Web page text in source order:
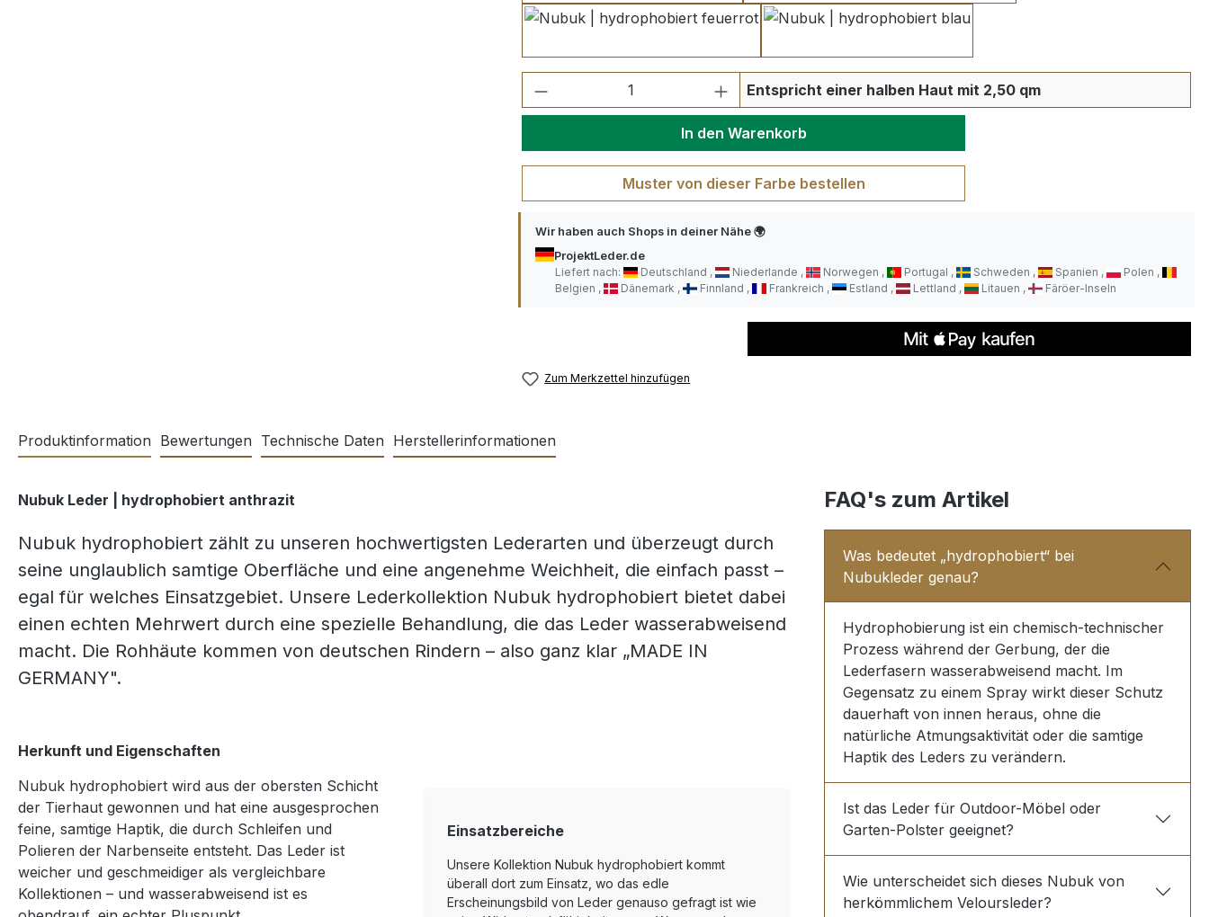
Produkt Anzahl: Gib den gewünschten Wert ein oder benutze
Entspricht einer halben Haut mit 2,50 qm
In den Warenkorb
Muster von dieser Farbe bestellen
Wir haben auch Shops in deiner Nähe 🌍
ProjektLeder.de
Liefert nach:
Deutschland Niederlande Norwegen Portugal Schweden Spanien
Polen
Belgien
Dänemark Finnland Frankreich Estland Lettland Litauen Färöer-Inseln
Zum Merkzettel hinzufügen
Produktinformation Bewertungen Technische Daten Herstellerinformationen
Nubuk Leder | hydrophobiert anthrazit FAQ's zum Artikel
Nubuk hydrophobiert zählt zu unseren hochwertigsten Lederarten und überzeugt durch
seine unglaublich samtige Oberfläche und eine angenehme Weichheit, die einfach passt –
egal für welches Einsatzgebiet. Unsere Lederkollektion Nubuk hydrophobiert bietet dabei
einen echten Mehrwert durch eine spezielle Behandlung, die das Leder wasserabweisend
macht. Die Rohhäute kommen von deutschen Rindern – also ganz klar „MADE IN
GERMANY".
Herkunft und Eigenschaften
Nubuk hydrophobiert wird aus der obersten Schicht
der Tierhaut gewonnen und hat eine ausgesprochen
feine, samtige Haptik, die durch Schleifen und
Polieren der Narbenseite entsteht. Das Leder ist
weicher und geschmeidiger als vergleichbare
Kollektionen – und wasserabweisend ist es
Einsatzbereiche
Unsere Kollektion Nubuk hydrophobiert kommt
überall dort zum Einsatz, wo das edle
Erscheinungsbild von Leder genauso gefragt ist wie
Was bedeutet „hydrophobiert“ bei
Nubukleder genau?
Hydrophobierung ist ein chemisch-technischer
Prozess während der Gerbung, der die
Lederfasern wasserabweisend macht. Im
Gegensatz zu einem Spray wirkt dieser Schutz
dauerhaft von innen heraus, ohne die
natürliche Atmungsaktivität oder die samtige
Haptik des Leders zu verändern.
Ist das Leder für Outdoor-Möbel oder
Garten-Polster geeignet?
Wie unterscheidet sich dieses Nubuk von
herkömmlichem Veloursleder?